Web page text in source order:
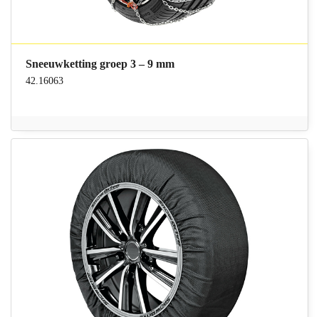
Sneeuwketting groep 3 – 9 mm
42.16063